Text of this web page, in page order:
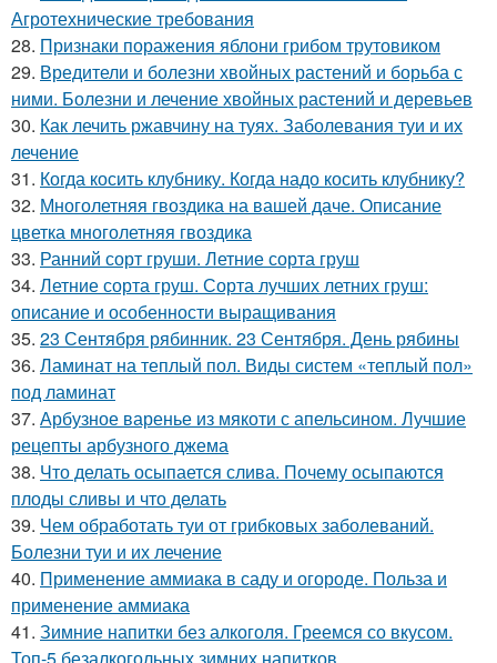
Агротехнические требования
28. Признаки поражения яблони грибом трутовиком
29. Вредители и болезни хвойных растений и борьба с
ними. Болезни и лечение хвойных растений и деревьев
30. Как лечить ржавчину на туях. Заболевания туи и их
лечение
31. Когда косить клубнику. Когда надо косить клубнику?
32. Многолетняя гвоздика на вашей даче. Описание
цветка многолетняя гвоздика
33. Ранний сорт груши. Летние сорта груш
34. Летние сорта груш. Сорта лучших летних груш:
описание и особенности выращивания
35. 23 Сентября рябинник. 23 Сентября. День рябины
36. Ламинат на теплый пол. Виды систем «теплый пол»
под ламинат
37. Арбузное варенье из мякоти с апельсином. Лучшие
рецепты арбузного джема
38. Что делать осыпается слива. Почему осыпаются
плоды сливы и что делать
39. Чем обработать туи от грибковых заболеваний.
Болезни туи и их лечение
40. Применение аммиака в саду и огороде. Польза и
применение аммиака
41. Зимние напитки без алкоголя. Греемся со вкусом.
Топ-5 безалкогольных зимних напитков